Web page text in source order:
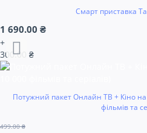
Смарт приставка
1 690.00 ₴
+
300.00 ₴
Потужний пакет Онлайн ТВ + Кіно на
фільмів та
499.00 ₴